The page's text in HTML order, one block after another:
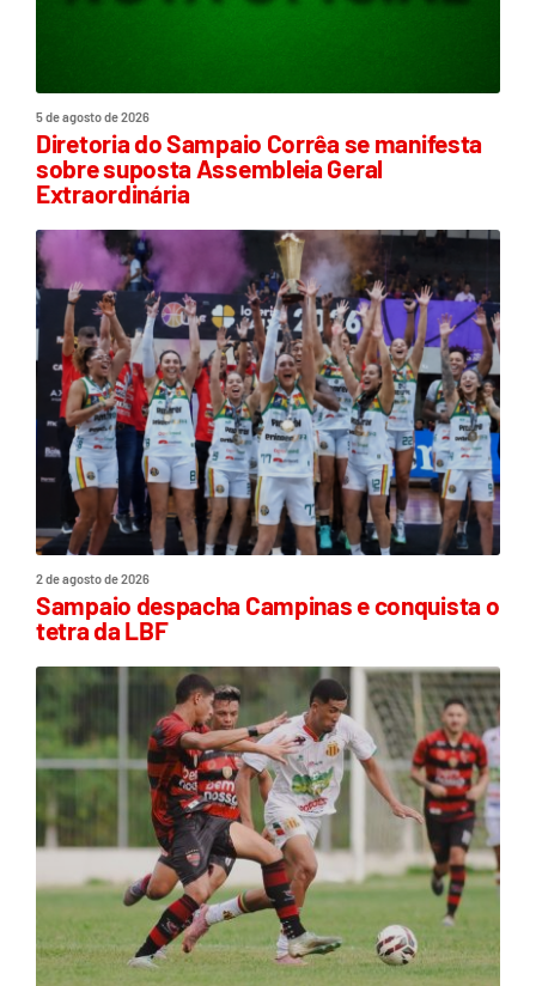
5 de agosto de 2026
Diretoria do Sampaio Corrêa se manifesta
sobre suposta Assembleia Geral
Extraordinária
2 de agosto de 2026
Sampaio despacha Campinas e conquista o
tetra da LBF